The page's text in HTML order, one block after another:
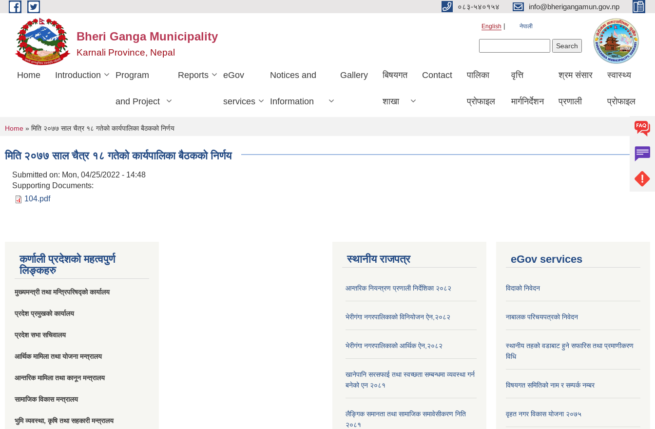
Skip to main content ०८३-५४०१५४ info@bherigangamun.gov.np
Bheri Ganga Municipality
Karnali Province, Nepal
English नेपाली
Home Introduction Program
and Project
Reports eGov
services
Notices and
Information
Gallery बिषयगत
शाखा
Contact पालिका
प्रोफाइल
वृत्ति
मार्गनिर्देशन
श्रम संसार
प्रणाली
स्वास्थ्य
प्रोफाइल
You are here
Home » मिति २०७७ साल चैत्र १८ गतेको कार्यपालिका बैठकको निर्णय
मिति २०७७ साल चैत्र १८ गतेको कार्यपालिका बैठकको निर्णय
Submitted on: Mon, 04/25/2022 - 14:48
Supporting Documents:
104.pdf
कर्णाली प्रदेशको महत्वपुर्ण
लिङ्कहरु
मुख्यमन्त्री तथा मन्त्रिपरिषद्को कार्यालय
प्रदेश प्रमुखको कार्यालय
प्रदेश सभा सचिवालय
आर्थिक मामिला तथा योजना मन्त्रालय
आन्तरिक मामिला तथा कानून मन्त्रालय
सामाजिक विकास मन्त्रालय
भुमि व्यवस्था, कृषि तथा सहकारी मन्त्रालय
स्थानीय राजपत्र
आन्तरिक नियन्त्रण प्रणाली निर्देशिका २०८२
भेरीगंगा नगरपालिकाको विनियोजन ऐन,२०८२
भेरीगंगा नगरपालिकाको आर्थिक ऐन,२०८२
खानेपानि सरसफाई तथा स्वच्छता सम्बन्धमा व्यवस्था गर्न
बनेको एन २०८१
लैङ्गिक समानता तथा सामाजिक समावेसीकरण निति
२०८१
eGov services
विदाको निवेदन
नाबालक परिचयपत्रकाे निवेदन
स्थानीय तहको वडाबाट हुने सफारिस तथा प्रमाणीकरण
विधि
विषयगत समितिको नाम र सम्पर्क नम्बर
वृहत नगर विकास योजना २०७५